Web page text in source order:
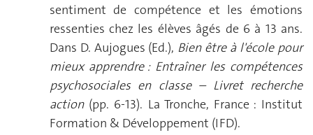
sentiment de compétence et les émotions
ressenties chez les élèves âgés de 6 à 13 ans.
Dans D. Aujogues (Ed.), Bien être à l'école pour
mieux apprendre : Entraîner les compétences
psychosociales en classe – Livret recherche
action(pp. 6-13). La Tronche, France : Institut
Formation & Développement (IFD).